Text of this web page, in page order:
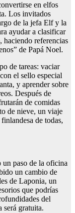
en elfos
Los invitados
de la jefa Elf y la
ayudar a clasificar
haciendo referencias
de Papá Noel.
de tareas: vaciar
el sello especial
y aprender sobre
Después de
de comidas
de nieve, un viaje
de todas,
un paso de la oficina
un cambio de
de Laponia, un
que podrías
del
gratuita.